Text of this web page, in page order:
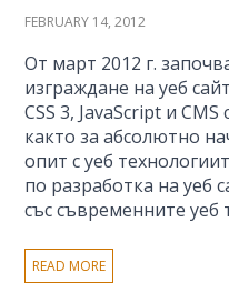
FEBRUARY 14, 2012
От март 2012 г.
изграждане на уеб
CSS 3, JavaScript и
както за абсолютно
опит с уеб
по разработка на уеб
със съвременните уеб
READ MORE